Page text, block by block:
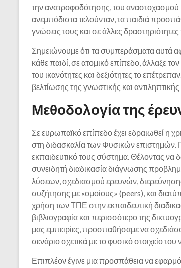
την ανατροφοδότησης, του αναστοχασμού
ανεμπόδιστα τελούνταν, τα παιδιά
γνώσεις τους και σε άλλες
Σημειώνουμε ότι τα συμπεράσματα αυτά
κάθε παιδί, σε ατομικό επίπεδο, άλλαξε
του ικανότητες και δεξιότητες το
βελτίωσης της γνωστικής και
Μεθοδολογία της
Σε ευρωπαϊκό επίπεδο έχει εδραιωθεί η
στη διδασκαλία των Φυσικών επιστημών.
εκπαιδευτικό τους σύστημα. Θέλοντας να
συνειδητή διαδικασία διάγνωσης
λύσεων, σχεδιασμού ερευνών,
συζήτησης με «ομοίους» (peers), και
χρήση των ΤΠΕ στην εκπαιδευτική
βιβλιογραφία και περισσότερο της
μας εμπειρίες, προσπαθήσαμε να
σενάριο σχετικά με το φυσικό στοιχείο του
Επιπλέον έγινε μια προσπάθεια να